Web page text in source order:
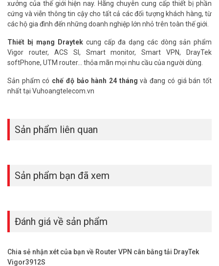
P12).
– 2 port USB
– Ổ cứng SSD 256GB
thống mạng.
+ Cài đặt phần mềm mã nguồn mở Suricata phát hiện và ngăn
chặn các mối đe dọa tấn công mạng
– NAT Session: 1.000.000, NAT Throughtput: 9.45Gbps với khả
năng chịu tải lên đến 500+ user
LAN, IP routed LAN.
– VPN server 500 kênh (OpenVPN, IPSec(IKEv1, IKEv2, XAuth), 200
Meganet, VNWIFI, Nextify…
– Kiểm soát và quản lý băng thông tối ưu đường truyền Internet,
Service,URL/Web Content Filter…).
– DrayDDNS tên miền động miễn phí của DrayTek
(SWM)
– Quản lý tập trung Vigor3912S qua Cloud DrayTek Free
xưởng của thế giới hiện nay. Hãng chuyên cung cấp thiết bị phần
cứng và viễn thông tin cậy cho tất cả các đối tượng khách hàng, từ
các hộ gia đình đến những doanh nghiệp lớn nhỏ trên toàn thế giới.
Thiết bị mạng Draytekcung cấp đa dạng các dòng sản phẩm
Vigor router, ACS SI, Smart monitor, Smart VPN, DrayTek
softPhone, UTM router... thỏa mãn mọi nhu cầu của người dùng.
Sản phẩm có chế độ bảo hành 24 tháng và đang có giá bán tốt
nhất tại Vuhoangtelecom.vn
Sản phẩm liên quan
Sản phẩm bạn đã xem
Đánh giá về sản phẩm
Chia sẻ nhận xét của bạn về Router VPN cân bằng tải DrayTek
Vigor3912S